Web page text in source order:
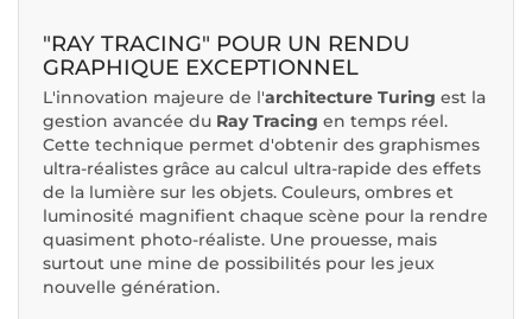
"RAY TRACING" POUR UN RENDU
GRAPHIQUE EXCEPTIONNEL
L'innovation majeure de l'architecture Turing est la
gestion avancée du Ray Tracing en temps réel.
Cette technique permet d'obtenir des graphismes
ultra-réalistes grâce au calcul ultra-rapide des effets
de la lumière sur les objets. Couleurs, ombres et
luminosité magnifient chaque scène pour la rendre
quasiment photo-réaliste. Une prouesse, mais
surtout une mine de possibilités pour les jeux
nouvelle génération.